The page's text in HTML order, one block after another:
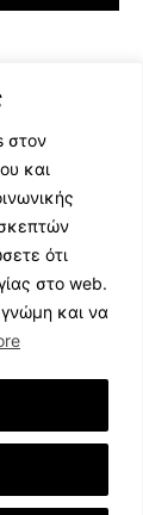
στον
και
ότι
στο web.
και να